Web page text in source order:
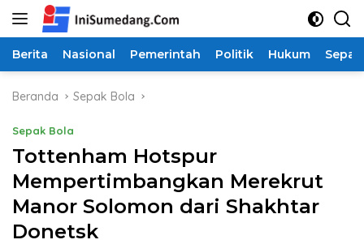
Langsung
Berita Nasional Pemerintah Politik Hukum
Beranda Sepak Bola
Sepak Bola
Tottenham Hotspur
Mempertimbangkan Merekrut
Manor Solomon dari Shakhtar
Donetsk